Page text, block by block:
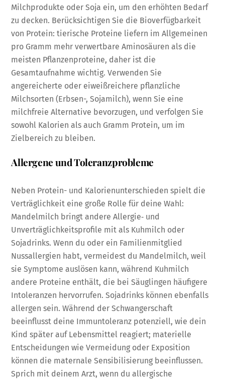
Milchprodukte oder Soja ein, um den erhöhten Bedarf
zu decken. Berücksichtigen Sie die Bioverfügbarkeit
von Protein: tierische Proteine liefern im Allgemeinen
pro Gramm mehr verwertbare Aminosäuren als die
meisten Pflanzenproteine, daher ist die
Gesamtaufnahme wichtig. Verwenden Sie
angereicherte oder eiweißreichere pflanzliche
Milchsorten (Erbsen-, Sojamilch), wenn Sie eine
milchfreie Alternative bevorzugen, und verfolgen Sie
sowohl Kalorien als auch Gramm Protein, um im
Zielbereich zu bleiben.
Allergene und Toleranzprobleme
Neben Protein- und Kalorienunterschieden spielt die
Verträglichkeit eine große Rolle für deine Wahl:
Mandelmilch bringt andere Allergie‑ und
Unverträglichkeitsprofile mit als Kuhmilch oder
Sojadrinks. Wenn du oder ein Familienmitglied
Nussallergien habt, vermeidest du Mandelmilch, weil
sie Symptome auslösen kann, während Kuhmilch
andere Proteine enthält, die bei Säuglingen häufigere
Intoleranzen hervorrufen. Sojadrinks können ebenfalls
allergen sein. Während der Schwangerschaft
beeinflusst deine Immuntoleranz potenziell, wie dein
Kind später auf Lebensmittel reagiert; materielle
Entscheidungen wie Vermeidung oder Exposition
können die maternale Sensibilisierung beeinflussen.
Sprich mit deinem Arzt, wenn du allergische